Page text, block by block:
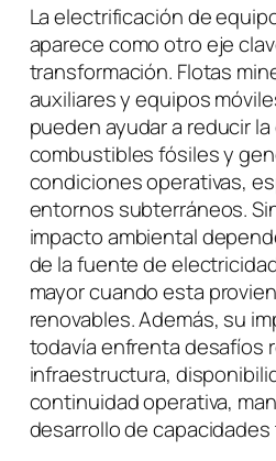
La electrificación de
aparece como otro eje
transformación. Flotas
auxiliares y equipos
pueden ayudar a reducir
combustibles fósiles y
condiciones operativas,
entornos subterráneos.
impacto ambiental
de la fuente de
mayor cuando esta
renovables. Además, su
todavía enfrenta desafíos
infraestructura,
continuidad operativa,
desarrollo de